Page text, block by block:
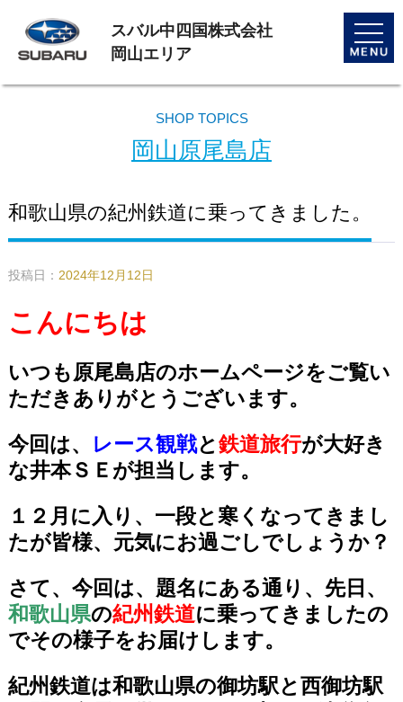
toggle
スバル中四国株式会社
岡山エリア
SHOP TOPICS
岡山原尾島店
和歌山県の紀州鉄道に乗ってきました。
投稿日： 2024年12月12日
こんにちは
いつも原尾島店のホームページをご覧い
ただきありがとうございます。
今回は、 レース観戦と鉄道旅行が大好き
な井本ＳＥが担当します。
１２月に入り、一段と寒くなってきまし
たが皆様、元気にお過ごしでしょうか？
さて、今回は、題名にある通り、先日、
和歌山県の紀州鉄道に乗ってきましたの
でその様子をお届けします。
紀州鉄道は和歌山県の御坊駅と西御坊駅